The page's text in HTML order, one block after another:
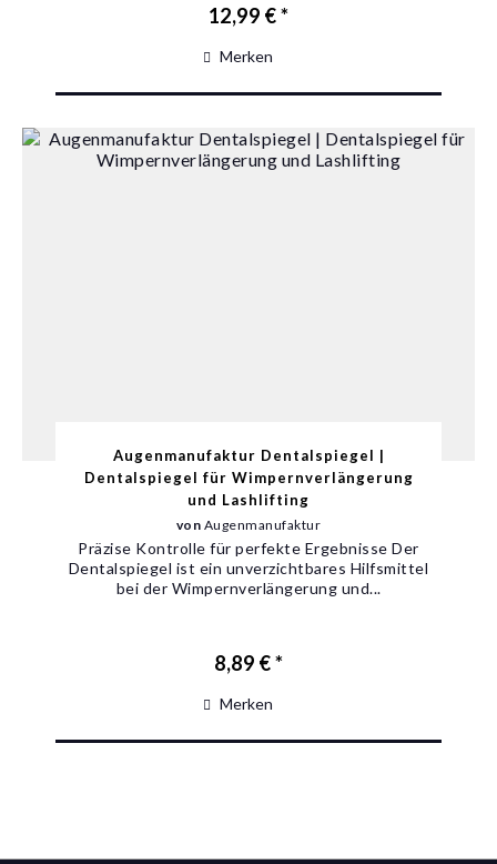
12,99 € *
Merken
Augenmanufaktur Dentalspiegel |
Dentalspiegel für Wimpernverlängerung
und Lashlifting
von Augenmanufaktur
Präzise Kontrolle für perfekte Ergebnisse Der
Dentalspiegel ist ein unverzichtbares Hilfsmittel
bei der Wimpernverlängerung und...
8,89 € *
Merken